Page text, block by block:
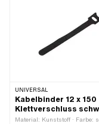
UNIVERSAL
Kabelbinder 12 x 150
Klettverschluss
Material: Kunststoff · Farbe: